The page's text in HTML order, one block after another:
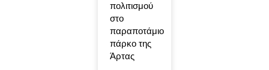
πολιτισμού
στο
παραποτάμιο
πάρκο της
Άρτας